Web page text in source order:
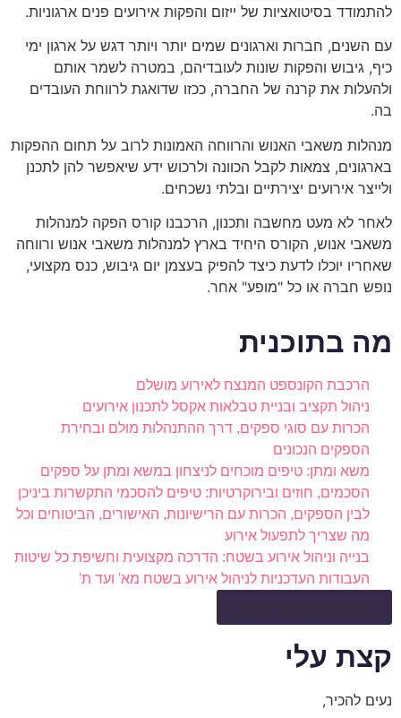
להתמודד בסיטואציות של ייזום והפקות אירועים פנים ארגוניות.
עם השנים, חברות וארגונים שמים יותר ויותר דגש על ארגון ימי
כיף, גיבוש והפקות שונות לעובדיהם, במטרה לשמר אותם
ולהעלות את קרנה של החברה, ככזו שדואגת לרווחת העובדים
בה.
מנהלות משאבי האנוש והרווחה האמונות לרוב על תחום ההפקות
בארגונים, צמאות לקבל הכוונה ולרכוש ידע שיאפשר להן לתכנן
ולייצר אירועים יצירתיים ובלתי נשכחים.
לאחר לא מעט מחשבה ותכנון, הרכבנו קורס הפקה למנהלות
משאבי אנוש, הקורס היחיד בארץ למנהלות משאבי אנוש ורווחה
שאחריו יוכלו לדעת כיצד להפיק בעצמן יום גיבוש, כנס מקצועי,
נופש חברה או כל "מופע" אחר.
מה בתוכנית
הרכבת הקונספט המנצח לאירוע מושלם
ניהול תקציב ובניית טבלאות אקסל לתכנון אירועים
הכרות עם סוגי ספקים, דרך ההתנהלות מולם ובחירת
הספקים הנכונים
משא ומתן: טיפים מוכחים לניצחון במשא ומתן על ספקים
הסכמים, חוזים ובירוקרטיות: טיפים להסכמי התקשרות ביניכן
לבין הספקים, הכרות עם הרישיונות, האישורים, הביטוחים וכל
מה שצריך לתפעול אירוע
בנייה וניהול אירוע בשטח: הדרכה מקצועית וחשיפת כל שיטות
העבודות העדכניות לניהול אירוע בשטח מא' ועד ת'
קצת עלי
נעים להכיר,